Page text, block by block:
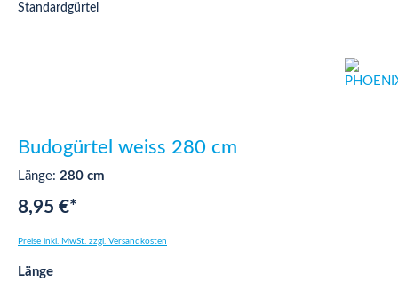
Standardgürtel
Budogürtel weiss 280 cm
Länge: 280 cm
8,95 €*
Preise inkl. MwSt. zzgl. Versandkosten
Längeauswählen